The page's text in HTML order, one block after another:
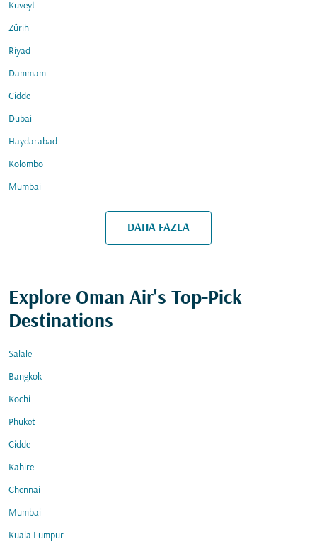
Kuveyt
Zürih
Riyad
Dammam
Cidde
Dubai
Haydarabad
Kolombo
Mumbai
DAHA FAZLA
Explore Oman Air's Top-Pick
Destinations
Salale
Bangkok
Kochi
Phuket
Cidde
Kahire
Chennai
Mumbai
Kuala Lumpur